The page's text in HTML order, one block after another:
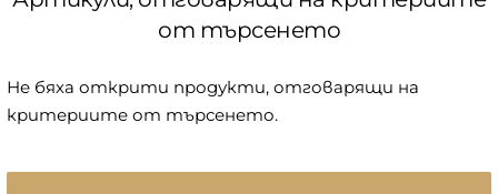
от търсенето
Не бяха открити продукти, отговарящи на
критериите от търсенето.